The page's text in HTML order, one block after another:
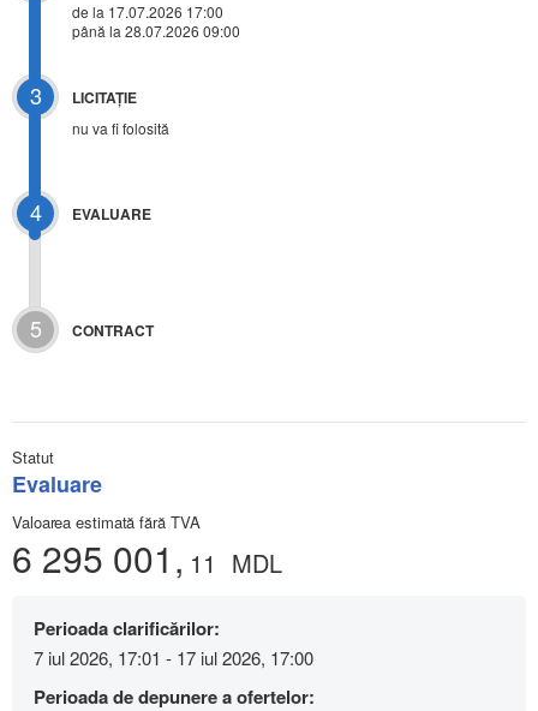
de la 17.07.2026 17:00
până la 28.07.2026 09:00
3 LICITAŢIE
nu va fi folosită
4 EVALUARE
5 CONTRACT
Statut
Evaluare
Valoarea estimată fără TVA
6 295 001, 11 MDL
Perioada clarificărilor:
7 iul 2026, 17:01 - 17 iul 2026, 17:00
Perioada de depunere a ofertelor: